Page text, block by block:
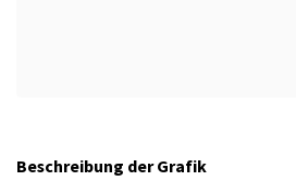
Beschreibung der Grafik